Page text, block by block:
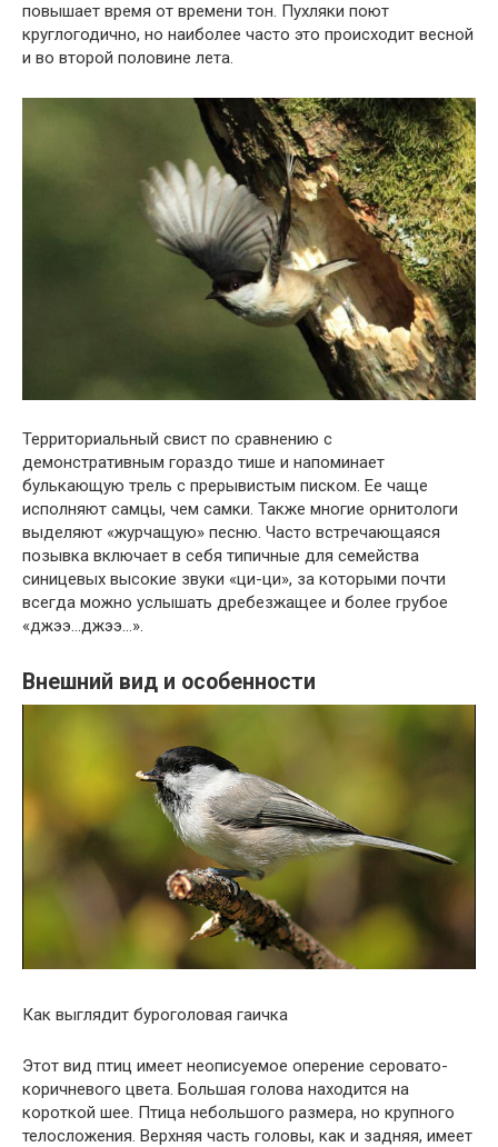
повышает время от времени тон. Пухляки поют
круглогодично, но наиболее часто это происходит весной
и во второй половине лета.
Территориальный свист по сравнению с
демонстративным гораздо тише и напоминает
булькающую трель с прерывистым писком. Ее чаще
исполняют самцы, чем самки. Также многие орнитологи
выделяют «журчащую» песню. Часто встречающаяся
позывка включает в себя типичные для семейства
синицевых высокие звуки «ци-ци», за которыми почти
всегда можно услышать дребезжащее и более грубое
«джээ…джээ…».
Внешний вид и особенности
Как выглядит буроголовая гаичка
Этот вид птиц имеет неописуемое оперение серовато-
коричневого цвета. Большая голова находится на
короткой шее. Птица небольшого размера, но крупного
телосложения. Верхняя часть головы, как и задняя, имеет